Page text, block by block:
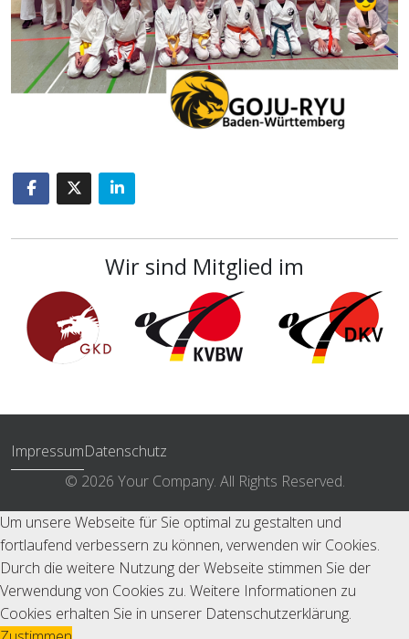
Wir sind Mitglied im
ImpressumDatenschutz
© 2026 Your Company. All Rights Reserved.
Um unsere Webseite für Sie optimal zu gestalten und
fortlaufend verbessern zu können, verwenden wir Cookies.
Durch die weitere Nutzung der Webseite stimmen Sie der
Verwendung von Cookies zu. Weitere Informationen zu
Cookies erhalten Sie in unserer Datenschutzerklärung.